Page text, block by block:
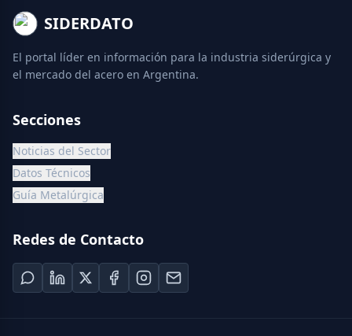
SIDERDATO
El portal líder en información para la industria siderúrgica y
el mercado del acero en Argentina.
Secciones
Noticias del Sector
Datos Técnicos
Guía Metalúrgica
Redes de Contacto